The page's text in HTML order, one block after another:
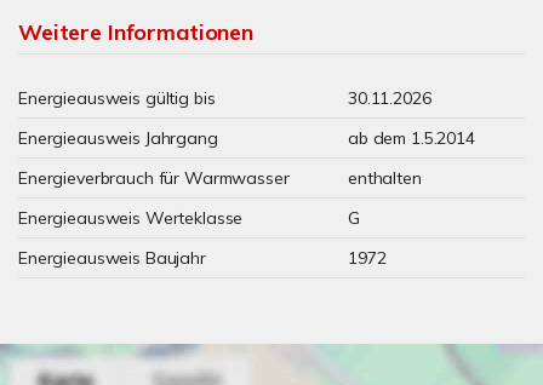
Weitere Informationen
Energieausweis gültig bis
30.11.2026
Energieausweis Jahrgang
ab dem 1.5.2014
Energieverbrauch für Warmwasser
enthalten
Energieausweis Werteklasse
G
Energieausweis Baujahr
1972